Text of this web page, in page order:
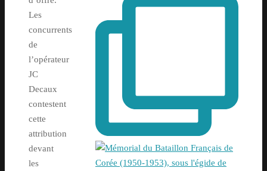
Les
concurrents
de
l’opérateur
JC
Decaux
contestent
cette
attribution
devant
les